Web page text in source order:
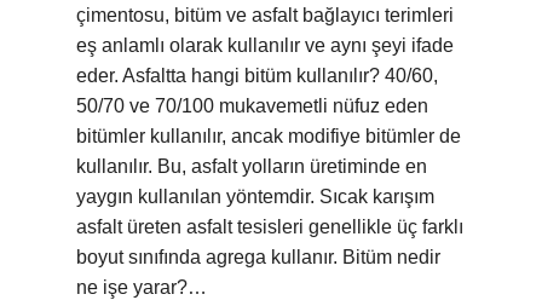
çimentosu, bitüm ve asfalt bağlayıcı terimleri
eş anlamlı olarak kullanılır ve aynı şeyi ifade
eder. Asfaltta hangi bitüm kullanılır? 40/60,
50/70 ve 70/100 mukavemetli nüfuz eden
bitümler kullanılır, ancak modifiye bitümler de
kullanılır. Bu, asfalt yolların üretiminde en
yaygın kullanılan yöntemdir. Sıcak karışım
asfalt üreten asfalt tesisleri genellikle üç farklı
boyut sınıfında agrega kullanır. Bitüm nedir
ne işe yarar?…